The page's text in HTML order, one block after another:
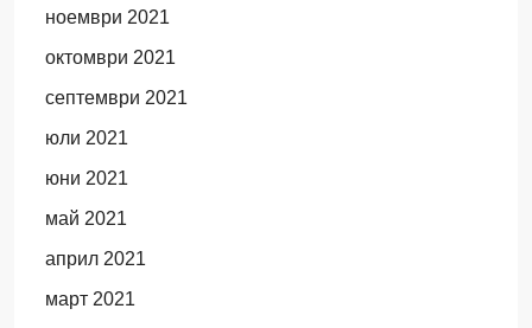
ноември 2021
октомври 2021
септември 2021
юли 2021
юни 2021
май 2021
април 2021
март 2021